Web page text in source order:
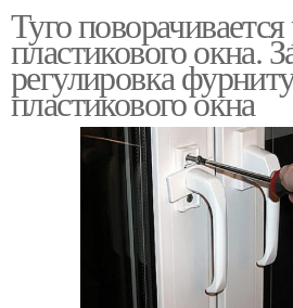
Туго
пластикового окна.
регулировка
пластикового окна